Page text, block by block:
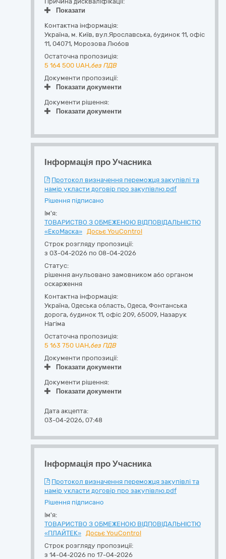
Показати
Контактна інформація:
Україна, м. Київ, вул.Ярославська, будинок 11, офіс
11, 04071, Морозова Любов
Остаточна пропозиція:
5 164 500 UAH,без ПДВ
Документи пропозиції:
Показати документи
Документи рішення:
Показати документи
Інформація про Учасника
Протокол визначення переможця закупівлі та
намір укласти договір про закупівлю.pdf
Рішення підписано
Ім'я:
ТОВАРИСТВО З ОБМЕЖЕНОЮ ВІДПОВІДАЛЬНІСТЮ
«ЕкоМаска» Досьє YouControl
Строк розгляду пропозиції:
з 03-04-2026 по 08-04-2026
Статус:
рішення анульовано замовником або органом
оскарження
Контактна інформація:
Україна, Одеська область, Одеса, Фонтанська
дорога, будинок 11, офіс 209, 65009, Назарук
Нагіма
Остаточна пропозиція:
5 163 750 UAH,без ПДВ
Документи пропозиції:
Показати документи
Документи рішення:
Показати документи
Дата акцепта:
03-04-2026, 07:48
Інформація про Учасника
Протокол визначення переможця закупівлі та
намір укласти договір про закупівлю.pdf
Рішення підписано
Ім'я:
ТОВАРИСТВО З ОБМЕЖЕНОЮ ВІДПОВІДАЛЬНІСТЮ
«ПЛАЙТЕК» Досьє YouControl
Строк розгляду пропозиції:
з 14-04-2026 по 17-04-2026